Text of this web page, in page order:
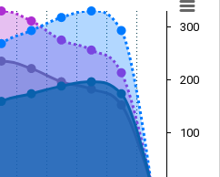
100
200
300